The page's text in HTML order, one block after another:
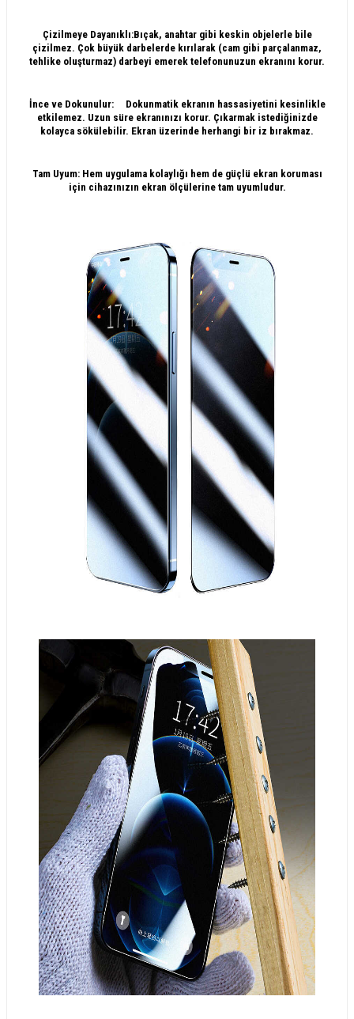
Çizilmeye Dayanıklı:Bıçak, anahtar gibi keskin objelerle bile
çizilmez. Çok büyük darbelerde kırılarak (cam gibi parçalanmaz,
tehlike oluşturmaz) darbeyi emerek telefonunuzun ekranını korur.
İnce ve Dokunulur: Dokunmatik ekranın hassasiyetini kesinlikle
etkilemez. Uzun süre ekranınızı korur. Çıkarmak istediğinizde
kolayca sökülebilir. Ekran üzerinde herhangi bir iz bırakmaz.
Tam Uyum: Hem uygulama kolaylığı hem de güçlü ekran koruması
için cihazınızın ekran ölçülerine tam uyumludur.